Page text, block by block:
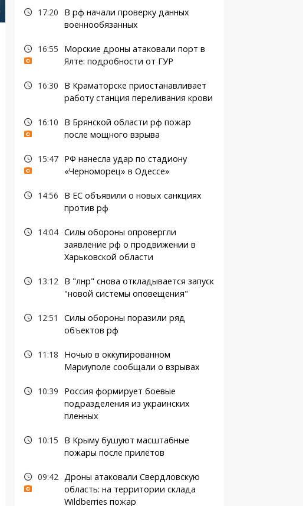
17:20
В рф начали проверку данных
военнообязанных
16:55
Морские дроны атаковали порт в
Ялте: подробности от ГУР
16:30
В Краматорске приостанавливает
работу станция переливания крови
16:10
В Брянской области рф пожар
после мощного взрыва
15:47
РФ нанесла удар по стадиону
«Черноморец» в Одессе»
14:56
В ЕС объявили о новых санкциях
против рф
14:04 Силы обороны опровергли
заявление рф о продвижении в
Харьковской области
13:12
В "лнр" снова откладывается запуск
"новой системы оповещения"
12:51
Силы обороны поразили ряд
объектов рф
11:18
Ночью в оккупированном
Мариуполе сообщали о взрывах
10:39
Россия формирует боевые
подразделения из украинских
пленных
10:15
В Крыму бушуют масштабные
пожары после прилетов
09:42 Дроны атаковали Свердловскую
область: на территории склада
Wildberries пожар